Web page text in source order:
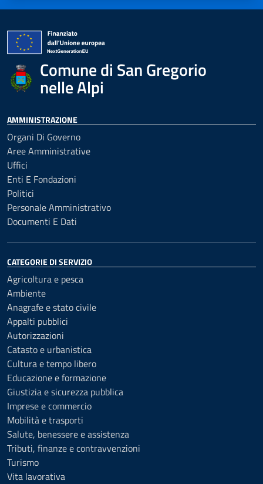
Comune di San Gregorio
nelle Alpi
AMMINISTRAZIONE
Organi Di Governo
Aree Amministrative
Uffici
Enti E Fondazioni
Politici
Personale Amministrativo
Documenti E Dati
CATEGORIE DI SERVIZIO
Agricoltura e pesca
Ambiente
Anagrafe e stato civile
Appalti pubblici
Autorizzazioni
Catasto e urbanistica
Cultura e tempo libero
Educazione e formazione
Giustizia e sicurezza pubblica
Imprese e commercio
Mobilità e trasporti
Salute, benessere e assistenza
Tributi, finanze e contravvenzioni
Turismo
Vita lavorativa